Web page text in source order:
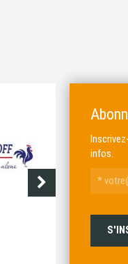
infos.